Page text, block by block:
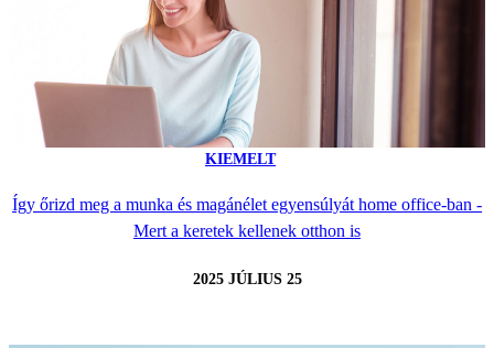
KIEMELT
Így őrizd meg a munka és magánélet egyensúlyát home office-ban -
Mert a keretek kellenek otthon is
2025 JÚLIUS 25